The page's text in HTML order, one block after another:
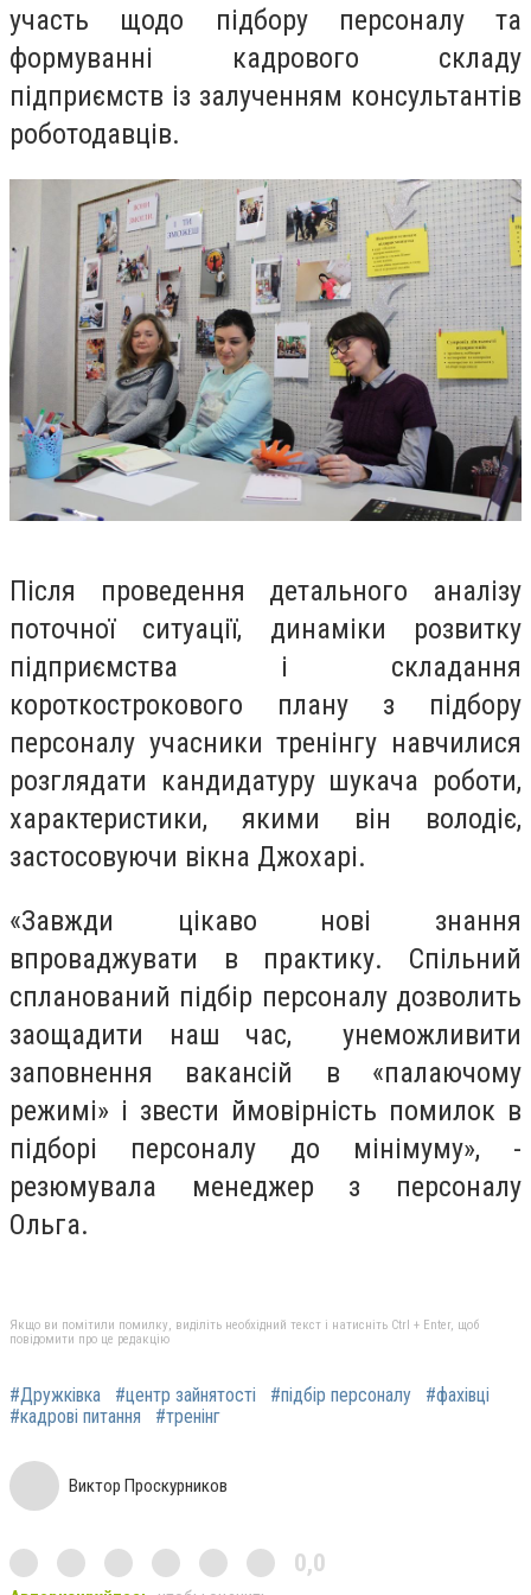
участь щодо підбору персоналу та
формуванні кадрового складу
підприємств із залученням консультантів
роботодавців.
Після проведення детального аналізу
поточної ситуації, динаміки розвитку
підприємства і складання
короткострокового плану з підбору
персоналу учасники тренінгу навчилися
розглядати кандидатуру шукача роботи,
характеристики, якими він володіє,
застосовуючи вікна Джохарі.
«Завжди цікаво нові знання
впроваджувати в практику. Спільний
спланований підбір персоналу дозволить
заощадити наш час, унеможливити
заповнення вакансій в «палаючому
режимі» і звести ймовірність помилок в
підборі персоналу до мінімуму», -
резюмувала менеджер з персоналу
Ольга.
Якщо ви помітили помилку, виділіть необхідний текст і натисніть Ctrl + Enter, щоб
повідомити про це редакцію
#Дружківка #центр зайнятості #підбір персоналу
#фахівці
#кадрові питання
#тренінг
Виктор Проскурников
0,0